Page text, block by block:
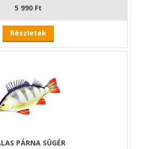
5 990 Ft
Részletek
PÁRNA SÜGÉR